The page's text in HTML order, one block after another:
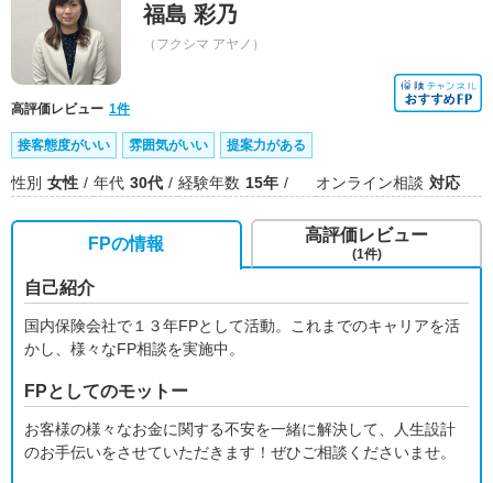
福島 彩乃
（フクシマ アヤノ）
高評価レビュー 1件
接客態度がいい 雰囲気がいい 提案力がある
性別 女性 年代 30代 経験年数 15年 オンライン相談 対応
FPの情報
自己紹介
国内保険会社で１３年FPとして活動。これまでのキャリアを活
かし、様々なFP相談を実施中。
FPとしてのモットー
お客様の様々なお金に関する不安を一緒に解決して、人生設計
のお手伝いをさせていただきます！ぜひご相談くださいませ。
高評価レビュー
(1件)